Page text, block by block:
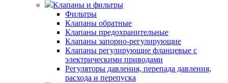
Клапаны и фильтры
Фильтры
Клапаны обратные
Клапаны предохранительные
Клапаны запорно-регулирующие
Клапаны регулирующие фланцевые с
электрическими приводами
Регуляторы давления, перепада давления,
расхода и перепуска